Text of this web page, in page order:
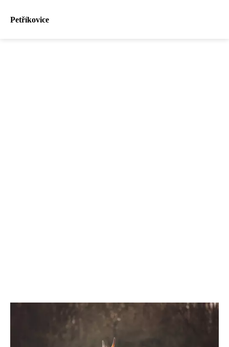
Petříkovice